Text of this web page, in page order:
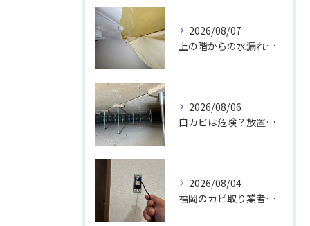
2026/08/07
上の階からの水漏れでカビ｜対処法と業者
2026/08/06
白カビは危険？放置のリスクと取り方
2026/08/04
福岡のカビ取り業者おすすめの選び方と費用